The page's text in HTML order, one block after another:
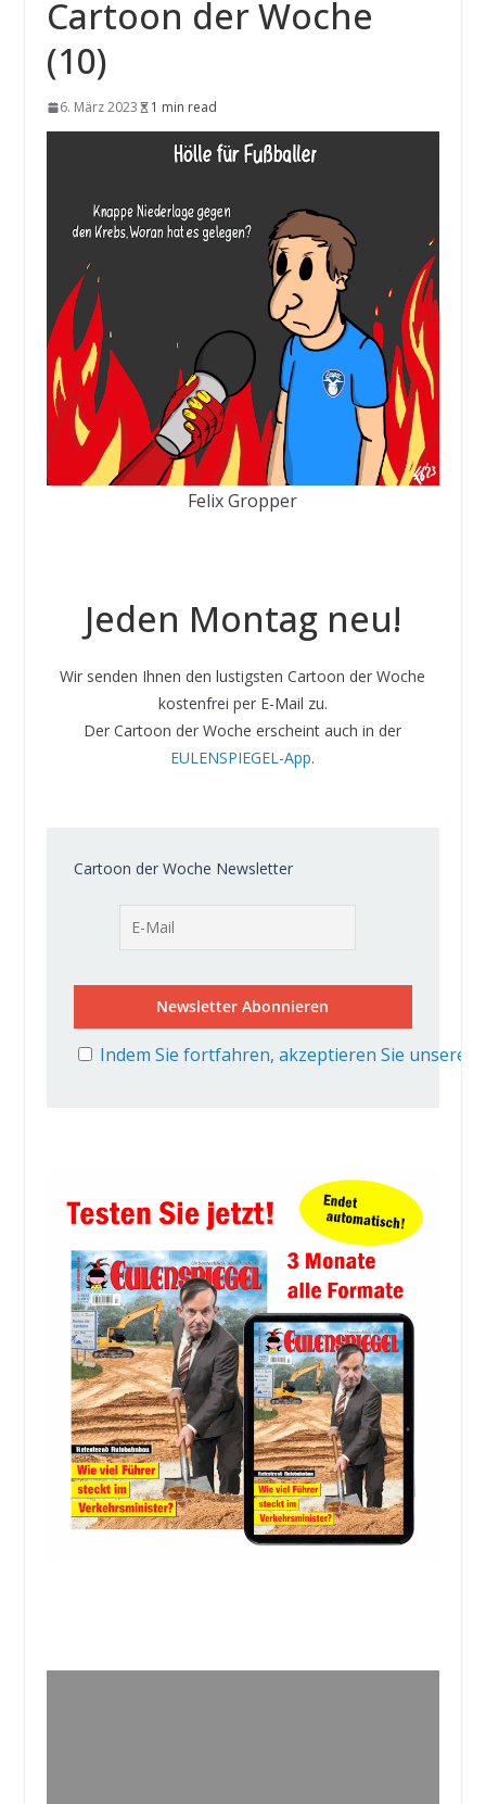
Cartoon der Woche
(10)
6. März 2023 1 min read
Felix Gropper
Jeden Montag neu!
Wir senden Ihnen den lustigsten Cartoon der Woche
kostenfrei per E-Mail zu.
Der Cartoon der Woche erscheint auch in der
EULENSPIEGEL-App.
Cartoon der Woche Newsletter
Indem Sie fortfahren, akzeptieren Sie unsere